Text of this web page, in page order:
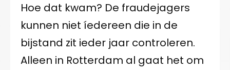
Hoe dat kwam? De fraudejagers
kunnen niet íedereen die in de
bijstand zit ieder jaar controleren.
Alleen in Rotterdam al gaat het om